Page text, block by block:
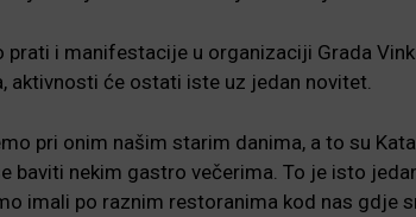
prati i manifestacije u organizaciji Grada
aktivnosti će ostati iste uz jedan novitet.
pri onim našim starim danima, a to su
baviti nekim gastro večerima. To je isto
imali po raznim restoranima kod nas gdje